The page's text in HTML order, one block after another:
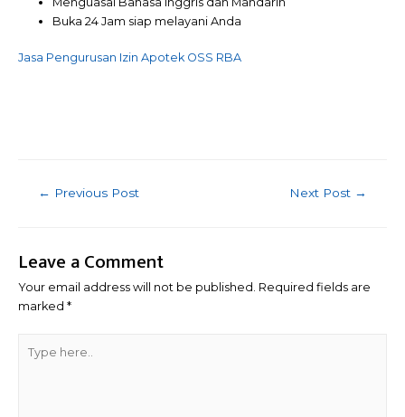
Buka 24 Jam siap melayani Anda
Jasa Pengurusan Izin Apotek OSS RBA
Post
← Previous Post Next Post →
Leave a Comment
Your email address will not be published. Required fields are
marked *
here..